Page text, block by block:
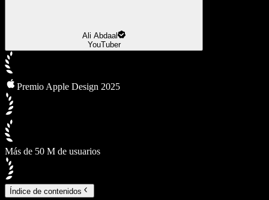
Ali Abdaal
YouTuber
Premio Apple Design 2025
Más de 50 M de usuarios
Índice de contenidos